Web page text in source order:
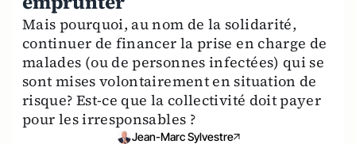
Mais pourquoi, au nom de la solidarité,
continuer de financer la prise en charge de
malades (ou de personnes infectées) qui se
sont mises volontairement en situation de
risque? Est-ce que la collectivité doit payer
pour les irresponsables ?
Jean-Marc Sylvestre